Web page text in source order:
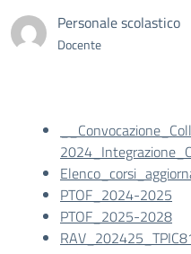
Personale scolastico
Docente
PTOF_2024-2025
PTOF_2025-2028